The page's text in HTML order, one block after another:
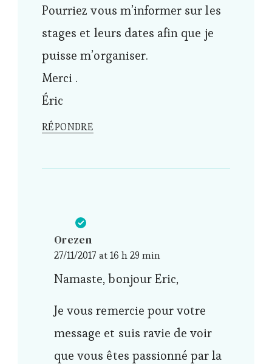
Pourriez vous m’informer sur les
stages et leurs dates afin que je
puisse m’organiser.
Merci .
Éric
RÉPONDRE
Orezen
27/11/2017 at 16 h 29 min
Namaste, bonjour Eric,
Je vous remercie pour votre
message et suis ravie de voir
que vous êtes passionné par la